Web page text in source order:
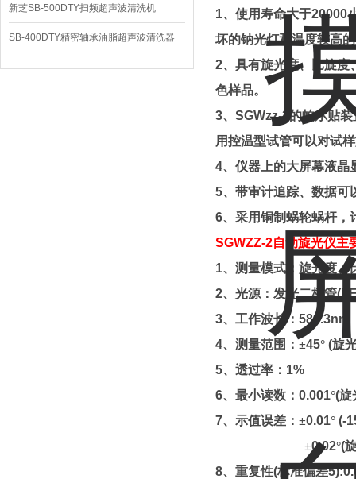
新芝SB-500DTY扫频超声波清洗机
SB-400DTY精密轴承油脂超声波清洗器
1、 使用寿命大于20000
坏的钠光灯和温度较高
2、 具有旋光度、比旋度
色样品。
3、 SGWzz-2 的帕尔贴
用控温型试管可以对试
4、 仪器上的大屏幕液晶
5、 带审计追踪、数据可
6、 采用铜制蜗轮蜗杆，
SGWZZ-2自动旋光仪主
1、测量模式：旋光度、
2、光源：发光二极管
3、工作波长： 589.3nm
4、测量范围：±45° (旋
5、透过率： 1%
6、最小读数： 0.001°(旋
7、示值误差：±0.01° (-
±0.02°(
8、重复性(标准偏差